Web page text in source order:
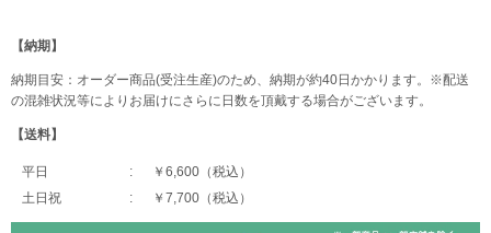
【納期】
納期目安：オーダー商品(受注生産)のため、納期が約40日かかります。※配送
の混雑状況等によりお届けにさらに日数を頂戴する場合がございます。
【送料】
平日
￥6,600（税込）
土日祝
￥7,700（税込）